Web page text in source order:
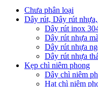
Chưa phân loại
Dây rút, Dây rút
Dây rút inox
Dây rút nhựa
Dây rút nhựa
Dây rút nhựa
Kẹp chì niêm phong
Dây chì niêm
Hạt chì niêm